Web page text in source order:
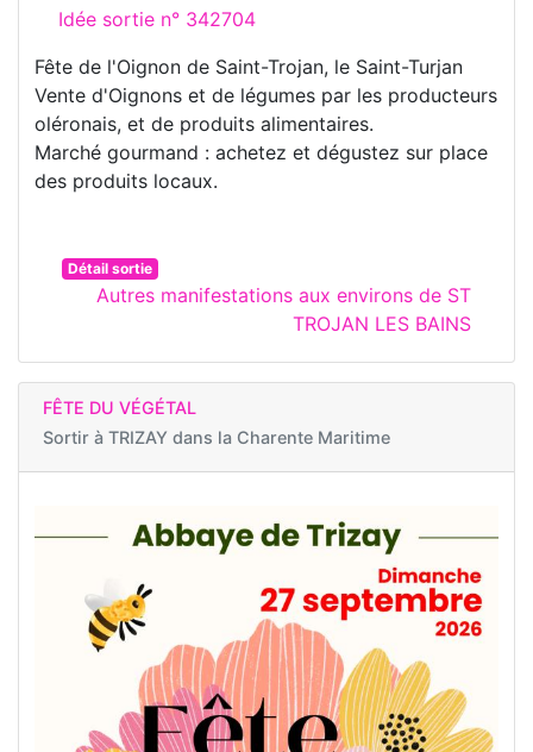
Idée sortie n° 342704
Fête de l'Oignon de Saint-Trojan, le Saint-Turjan
Vente d'Oignons et de légumes par les producteurs
oléronais, et de produits alimentaires.
Marché gourmand : achetez et dégustez sur place
des produits locaux.
Détail sortie
Autres manifestations aux environs de ST
TROJAN LES BAINS
FÊTE DU VÉGÉTAL
Sortir à TRIZAY dans la Charente Maritime